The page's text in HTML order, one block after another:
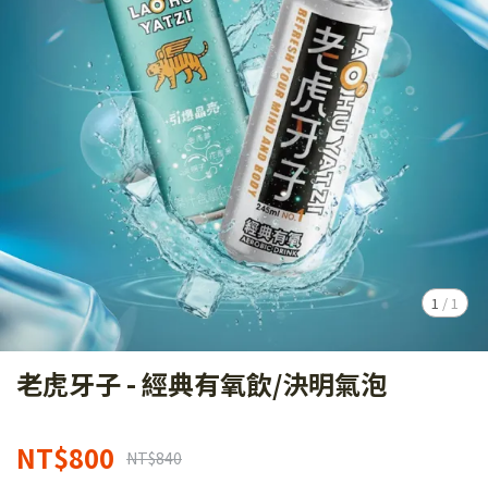
1 / 1
老虎牙子 - 經典有氧飲/決明氣泡
NT$800 NT$840